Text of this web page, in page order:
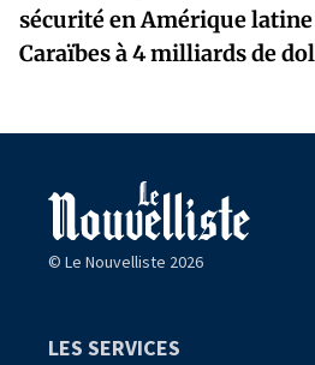
sécurité en Amérique latine
Caraïbes à 4 milliards de
© Le Nouvelliste 2026
LES SERVICES